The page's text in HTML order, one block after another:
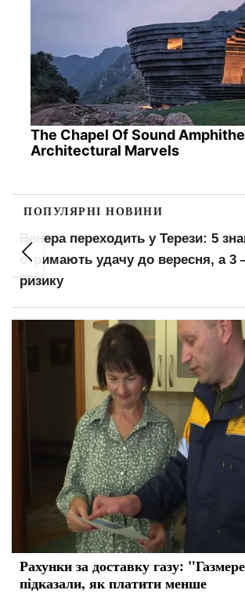
The Chapel Of Sound
Architectural Marvels
ПОПУЛЯРНІ НОВИНИ
Заочники, друга вища,
студентів втрачає відстрочку від
Рахунки за доставку газу:
підказали, як платити менше